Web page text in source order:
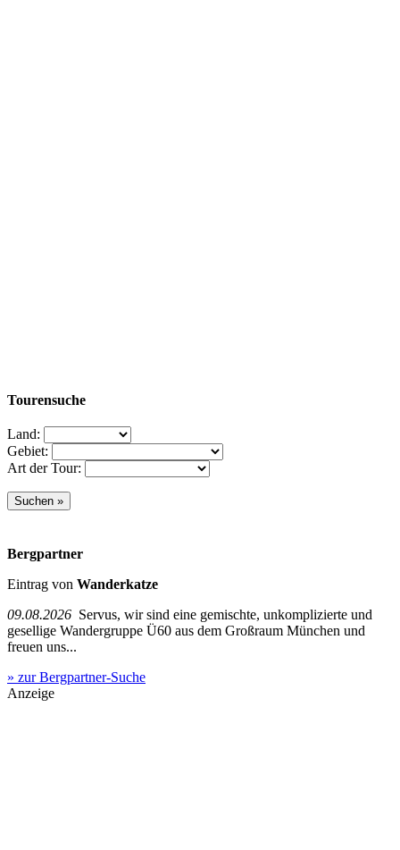
Tourensuche
Land:
Gebiet:
Art der Tour:
Bergpartner
Eintrag von Wanderkatze
09.08.2026 Servus, wir sind eine gemischte, unkomplizierte und
gesellige Wandergruppe Ü60 aus dem Großraum München und
freuen uns...
» zur Bergpartner-Suche
Anzeige